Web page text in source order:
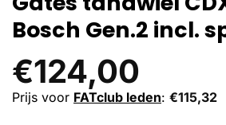
Bosch Gen.2 incl.
€124,00
Prijs voor FATclub leden: €115,32